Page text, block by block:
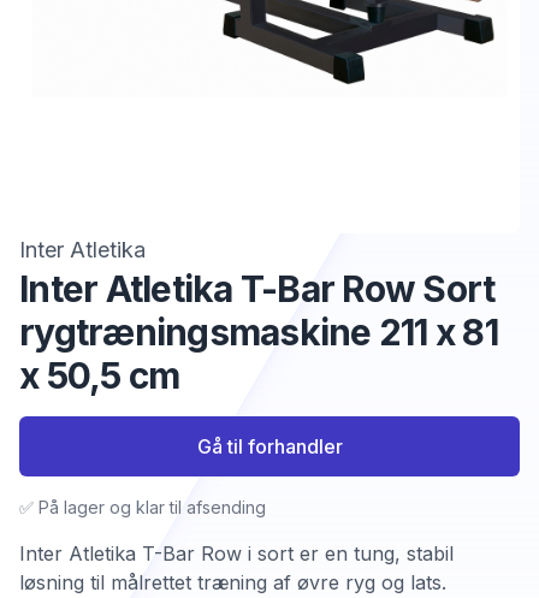
Inter Atletika
Inter Atletika T-Bar Row Sort
rygtræningsmaskine 211 x 81
x 50,5 cm
Inter Atletika T-Bar Row i sort er en tung, stabil
løsning til målrettet træning af øvre ryg og lats.
✅ På lager og klar til afsending
Gå til forhandler